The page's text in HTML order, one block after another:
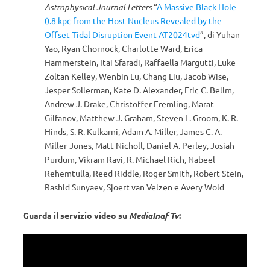
Astrophysical Journal Letters“A Massive Black Hole
0.8 kpc from the Host Nucleus Revealed by the
Offset Tidal Disruption Event AT2024tvd”, di Yuhan
Yao, Ryan Chornock, Charlotte Ward, Erica
Hammerstein, Itai Sfaradi, Raffaella Margutti, Luke
Zoltan Kelley, Wenbin Lu, Chang Liu, Jacob Wise,
Jesper Sollerman, Kate D. Alexander, Eric C. Bellm,
Andrew J. Drake, Christoffer Fremling, Marat
Gilfanov, Matthew J. Graham, Steven L. Groom, K. R.
Hinds, S. R. Kulkarni, Adam A. Miller, James C. A.
Miller-Jones, Matt Nicholl, Daniel A. Perley, Josiah
Purdum, Vikram Ravi, R. Michael Rich, Nabeel
Rehemtulla, Reed Riddle, Roger Smith, Robert Stein,
Rashid Sunyaev, Sjoert van Velzen e Avery Wold
Guarda il servizio video su MediaInaf Tv: